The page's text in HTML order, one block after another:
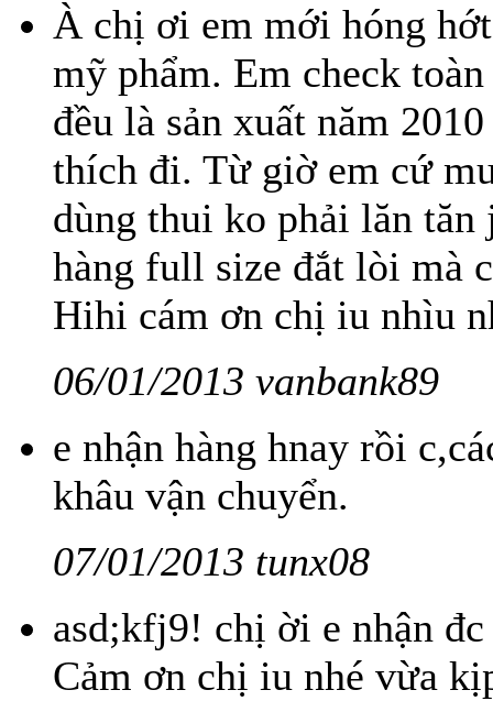
À chị ơi em mới hóng
mỹ phẩm. Em check
đều là sản xuất năm
thích đi. Từ giờ em cứ
dùng thui ko phải lăn tăn
hàng full size đắt lòi mà
Hihi cám ơn chị iu nhìu
06/01/2013 vanbank89
e nhận hàng hnay rồi
khâu vận chuyển.
07/01/2013 tunx08
asd;kfj9! chị ời e nhận
Cảm ơn chị iu nhé vừa